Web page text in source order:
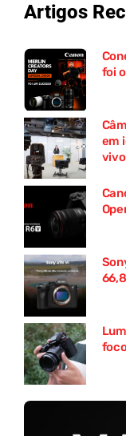
Artigos
foi
em
vivo